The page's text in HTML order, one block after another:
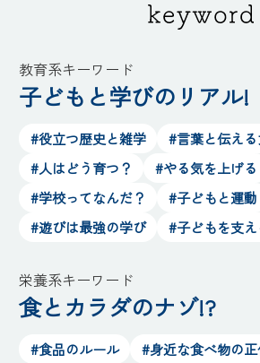
教育系キーワード
子どもと学びのリアル!
#役立つ歴史と雑学
#言葉と伝える
#人はどう育つ？
#やる気を上げる
#学校ってなんだ？
#子どもと運動
#遊びは最強の学び
#子どもを支
栄養系キーワード
食とカラダのナゾ!?
#食品のルール
#身近な食べ物の